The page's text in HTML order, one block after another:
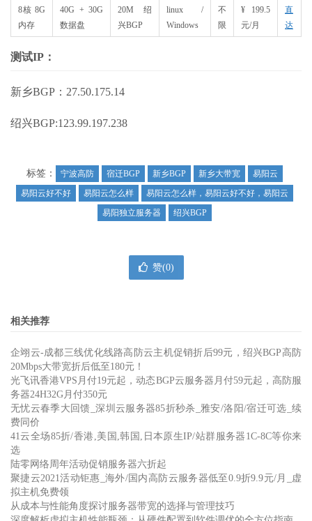
8核 8G
内存
40G + 30G
数据盘
20M 绍
兴BGP
linux /
Windows
不
限
¥ 199.5
元/月
直
达
测试IP：
新乡BGP：27.50.175.14
绍兴BGP:123.99.197.238
标签： 宁波高防 宿迁BGP 新乡BGP 新乡大带宽
易阳云
易阳云好不好
易阳云怎么样
易阳云怎么样，易阳云好不好，易阳云
易阳独立服务器
绍兴BGP
赞(0)
相关推荐
企翊云-成都三线优化线路高防云主机促销折后99元，绍兴BGP高防
20Mbps大带宽折后低至180元！
光飞讯香港VPS月付19元起，动态BGP云服务器月付59元起，高防服
务器24H32G月付350元
无忧云春季大回馈_深圳云服务器85折秒杀_雅安/洛阳/宿迁可选_续
费同价
41云全场85折/香港,美国,韩国,日本原生IP/站群服务器1C-8C等你来
选
陆零网络周年活动促销服务器六折起
聚捷云2021活动钜惠_海外/国内高防云服务器低至0.9折9.9元/月_虚
拟主机免费领
从成本与性能角度探讨服务器带宽的选择与管理技巧